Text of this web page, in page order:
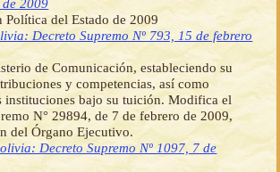
2009
Política del Estado de 2009
Decreto Supremo Nº 793, 15 de febrero
de Comunicación, estableciendo su
y competencias, así como
instituciones bajo su tuición. Modifica el
N° 29894, de 7 de febrero de 2009,
del Órgano Ejecutivo.
Decreto Supremo Nº 1097, 7 de